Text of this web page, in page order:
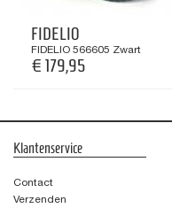
FIDELIO
FIDELIO 566605 Zwart
€ 179,95
Klantenservice
Contact
Verzenden